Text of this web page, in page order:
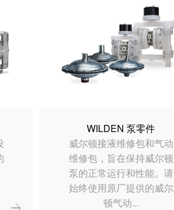
WILDEN 泵零件
威尔顿接液维修包和气动
维修包，旨在保持威尔顿
泵的正常运行和性能。请
始终使用原厂提供的威尔
顿气动...